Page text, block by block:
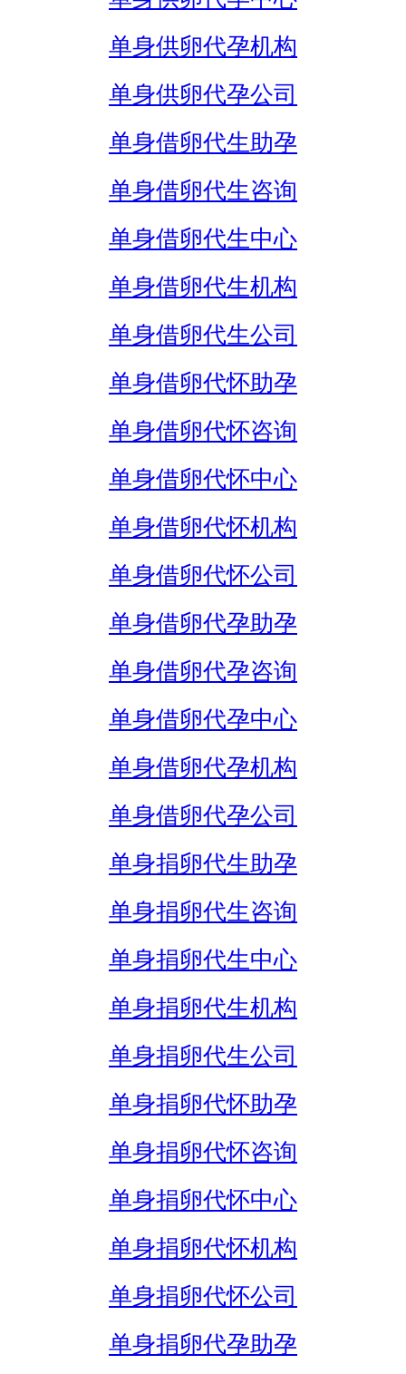
单身供卵代孕机构
单身供卵代孕公司
单身借卵代生助孕
单身借卵代生咨询
单身借卵代生中心
单身借卵代生机构
单身借卵代生公司
单身借卵代怀助孕
单身借卵代怀咨询
单身借卵代怀中心
单身借卵代怀机构
单身借卵代怀公司
单身借卵代孕助孕
单身借卵代孕咨询
单身借卵代孕中心
单身借卵代孕机构
单身借卵代孕公司
单身捐卵代生助孕
单身捐卵代生咨询
单身捐卵代生中心
单身捐卵代生机构
单身捐卵代生公司
单身捐卵代怀助孕
单身捐卵代怀咨询
单身捐卵代怀中心
单身捐卵代怀机构
单身捐卵代怀公司
单身捐卵代孕助孕